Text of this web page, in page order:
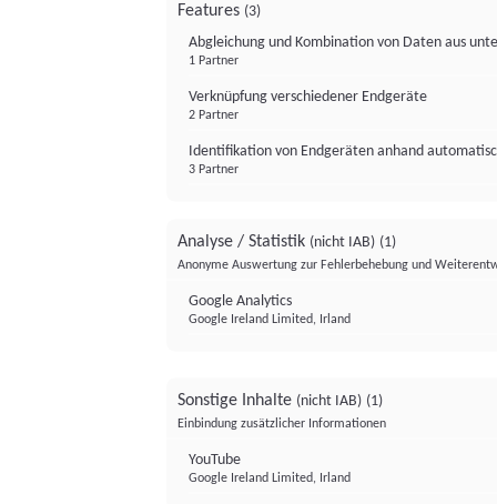
Features (3)
Abgleichung und Kombination von Daten aus
1 Partner
Verknüpfung verschiedener Endgeräte
2 Partner
Identifikation von Endgeräten anhand
3 Partner
Analyse / Statistik (nicht IAB) (1)
Anonyme Auswertung zur Fehlerbehebung und
Google Analytics
Google Ireland Limited, Irland
Sonstige Inhalte (nicht IAB) (1)
Einbindung zusätzlicher Informationen
YouTube
Google Ireland Limited, Irland